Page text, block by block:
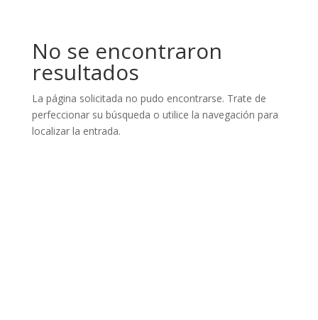
No se encontraron
resultados
La página solicitada no pudo encontrarse. Trate de
perfeccionar su búsqueda o utilice la navegación para
localizar la entrada.